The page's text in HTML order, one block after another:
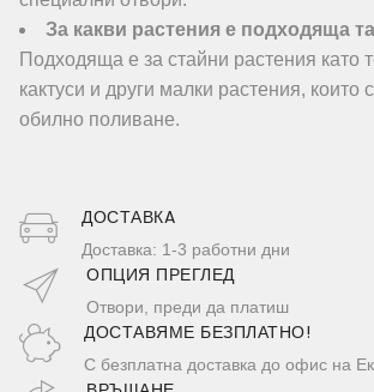
За какви растения е подходяща
Подходяща е за стайни растения като
кактуси и други малки растения, които
обилно поливане.
ДОСТАВКA
Доставка: 1-3 работни дни
ОПЦИЯ ПРЕГЛЕД
Отвори, преди да платиш
ДОСТАВЯМЕ БЕЗПЛАТНО!
С безплатна доставка до офис на